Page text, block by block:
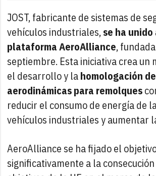
JOST, fabricante de sistemas de
vehículos industriales,se ha unido
plataforma AeroAlliance,
septiembre. Esta iniciativa crea un
el desarrollo y lahomologación
aerodinámicas para remolques
reducir el consumo de energía de
vehículos industriales y aumentar
AeroAlliance se ha fijado el
significativamente a la